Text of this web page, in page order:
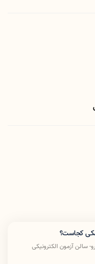
کجاست؟
سالن آزمون الکترونیکی